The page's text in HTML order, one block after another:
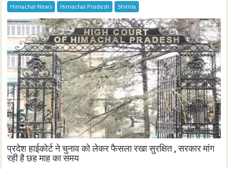
Himachal News Himachal Pradesh Shimla
प्रदेश हाईकोर्ट ने चुनाव को लेकर फैसला रखा सुरक्षित , सरकार मांग
रही है छह माह का समय